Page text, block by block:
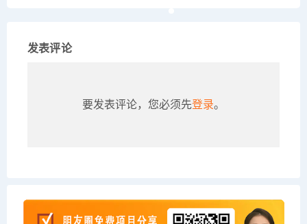
发表评论
要发表评论，您必须先登录。